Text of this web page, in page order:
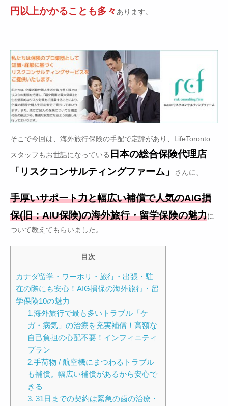
円以上かかることも多々 あります。
そこで今回は、海外旅行保険の手配で定評があり、LifeToronto
スタッフもお世話になっている 日本の総合保険代理店
「リスクコンサルティングファーム」
さんに、
手厚いサポート力と幅広い補償で人気のAIG損
保(旧：AIU保険)の海外旅行・留学保険の魅力に
ついて教えてもらいました。
目次
カナダ留学・ワーホリ・旅行・出張・駐
在の際にも安心！AIG損保の海外旅行・留
学保険10の魅力
1.海外旅行で最も多いトラブル「ケ
ガ・病気」の治療を充実補償！高額な
自己負担の心配不要！インフィニティ
プラン
2.手荷物 / 航空機にまつわるトラブル
も補償。幅広い補償があるから安心で
きる
3. 31日までの契約は緊急の歯の治療・